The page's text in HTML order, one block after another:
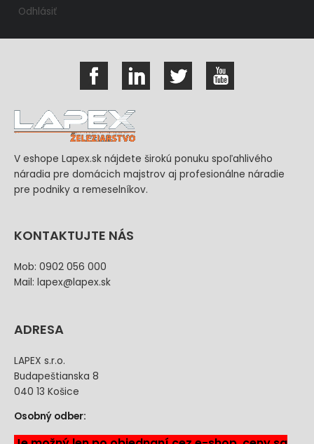
Odhlásiť
V eshope Lapex.sk nájdete širokú ponuku spoľahlivého
náradia pre domácich majstrov aj profesionálne náradie
pre podniky a remeselníkov.
KONTAKTUJTE NÁS
Mob: 0902 056 000
Mail: lapex@lapex.sk
ADRESA
LAPEX s.r.o.
Budapeštianska 8
040 13 Košice
Osobný odber: